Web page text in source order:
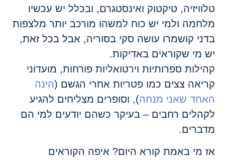
טלוויזיה, טיקטוק ואינסטגרם, ובכלל יש עכשיו
מלחמה ולמי יש כוח למשהו מורכב יותר מלצפות
בדני קושמרו עושה סקי בסוריה, אבל בכל זאת,
יש מי שקוראים באדיקות.
קהילות ספרותיות וירטואליות פורחות, מועדוני
קריאה צצים כמו פטריות אחרי הגשם (הינה
האחד שאני מנחה), וסופרים מצליחים להגיע
לקהלים רחבים – בעיקר כשהם יודעים למי הם
מדברים.
אז מי באמת קורא היום? איפה הקוראים